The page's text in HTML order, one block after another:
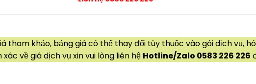
tham khảo, bảng giá có thể thay đổi tùy thuộc vào gói dịch vụ,
về giá dịch vụ xin vui lòng liên hệ Hotline/Zalo 0583 226 226